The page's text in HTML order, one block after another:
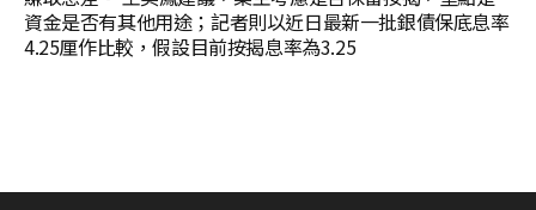
資金是否有其他用途；記者則以近日最新一批銀債保底息率
4.25厘作比較，假設目前按揭息率為3.25